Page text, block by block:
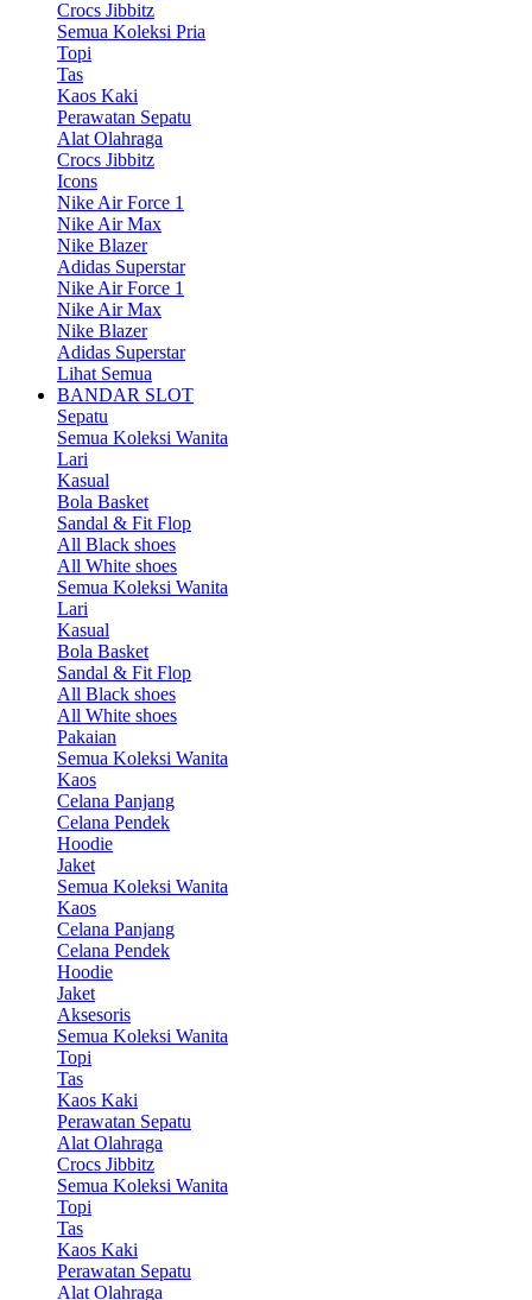
Crocs Jibbitz
Semua Koleksi Pria
Topi
Tas
Kaos Kaki
Perawatan Sepatu
Alat Olahraga
Crocs Jibbitz
Icons
Nike Air Force 1
Nike Air Max
Nike Blazer
Adidas Superstar
Nike Air Force 1
Nike Air Max
Nike Blazer
Adidas Superstar
Lihat Semua
BANDAR SLOT
Sepatu
Semua Koleksi Wanita
Lari
Kasual
Bola Basket
Sandal & Fit Flop
All Black shoes
All White shoes
Semua Koleksi Wanita
Lari
Kasual
Bola Basket
Sandal & Fit Flop
All Black shoes
All White shoes
Pakaian
Semua Koleksi Wanita
Kaos
Celana Panjang
Celana Pendek
Hoodie
Jaket
Semua Koleksi Wanita
Kaos
Celana Panjang
Celana Pendek
Hoodie
Jaket
Aksesoris
Semua Koleksi Wanita
Topi
Tas
Kaos Kaki
Perawatan Sepatu
Alat Olahraga
Crocs Jibbitz
Semua Koleksi Wanita
Topi
Tas
Kaos Kaki
Perawatan Sepatu
Alat Olahraga